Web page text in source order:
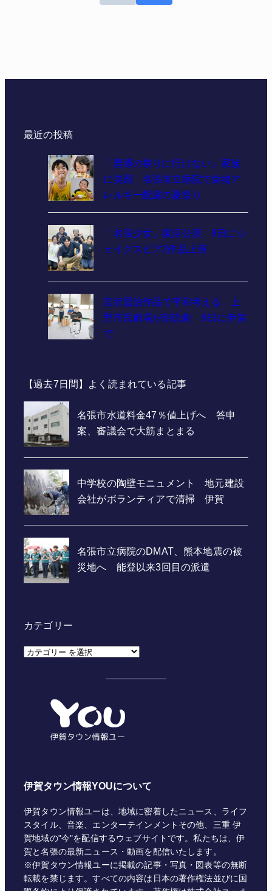
最近の投稿
「普通の祭りに行けない」家族
に笑顔 名張市立病院で食物ア
レルギー配慮の夏祭り
「名張少女」復活公演 9日にシ
ェイクスピア2作品上演
宮沢賢治作品で平和考える 上
野市民劇場が朗読劇 9日に伊賀
で
【過去7日間】よく読まれている記事
カテゴリー
カ
伊賀タウン情報YOUについて
伊賀タウン情報ユーは、地域に密着したニュース、ライフ
スタイル、音楽、エンターテインメントその他、三重 伊
賀地域の"今"を配信するウェブサイトです。私たちは、伊
賀と名張の最新ニュース・動画を配信いたします。
※伊賀タウン情報ユーに掲載の記事・写真・図表等の無断
転載を禁じます。すべての内容は日本の著作権法並びに国